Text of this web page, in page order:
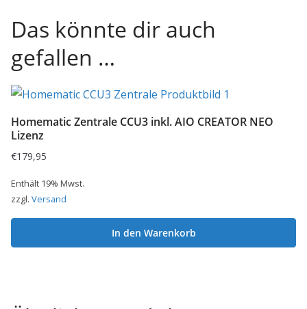
Das könnte dir auch
gefallen …
Homematic Zentrale CCU3 inkl. AIO CREATOR NEO
Lizenz
€179,95
Enthält 19% Mwst.
zzgl. Versand
In den Warenkorb